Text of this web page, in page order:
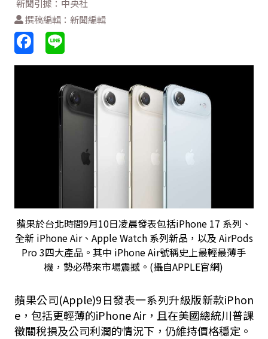
新聞引據：中央社
撰稿編輯：新聞編輯
蘋果於台北時間9月10日凌晨發表包括iPhone 17 系列、
全新 iPhone Air、Apple Watch 系列新品，以及 AirPods
Pro 3四大產品。其中 iPhone Air號稱史上最輕最薄手
機，勢必帶來市場震撼。(攝自APPLE官網)
蘋果公司(Apple)9日發表一系列升級版新款iPhon
e，包括更輕薄的iPhone Air，且在美國總統川普課
徵關稅損及公司利潤的情況下，仍維持價格穩定。